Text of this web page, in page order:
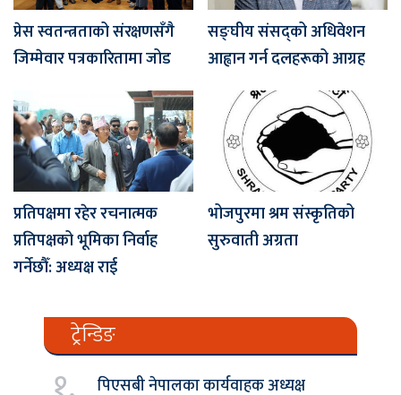
प्रेस स्वतन्त्रताको संरक्षणसँगै
जिम्मेवार पत्रकारितामा जोड
सङ्घीय संसद्को अधिवेशन
आह्वान गर्न दलहरूको आग्रह
प्रतिपक्षमा रहेर रचनात्मक
प्रतिपक्षको भूमिका निर्वाह
गर्नेछौँ: अध्यक्ष राई
भोजपुरमा श्रम संस्कृतिको
सुरुवाती अग्रता
ट्रेन्डिङ
पिएसबी नेपालका कार्यवाहक अध्यक्ष